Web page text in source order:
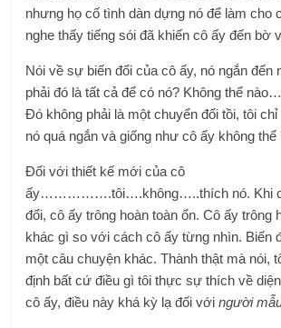
nhưng họ cố tình dàn dựng nó để làm cho
nghe thấy tiếng sói đã khiến cô ấy đến bờ
Nói về sự biến đổi của cô ấy, nó ngắn
phải đó là tất cả để có nó? Không thể
Đó không phải là một chuyển đổi tồi, tôi
nó quá ngắn và giống như cô ấy không thể
Đối với thiết kế mới của cô
ấy…………….tôi….không…..thích nó. Khi
đổi, cô ấy trông hoàn toàn ổn. Cô ấy trông
khác gì so với cách cô ấy từng nhìn. Biến
một câu chuyện khác. Thành thật mà nói,
định bất cứ điều gì tôi thực sự thích về
cô ấy, điều này khá kỳ lạ đối vớingười